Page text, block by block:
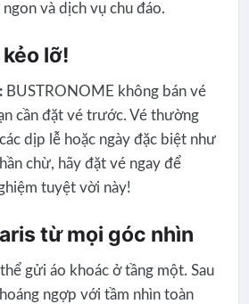
và dịch vụ chu đáo.
lỡ!
BUSTRONOME không bán vé
cần đặt vé trước. Vé thường
dịp lễ hoặc ngày đặc biệt như
chừ, hãy đặt vé ngay để
tuyệt vời này!
từ mọi góc nhìn
gửi áo khoác ở tầng một. Sau
ngợp với tầm nhìn toàn